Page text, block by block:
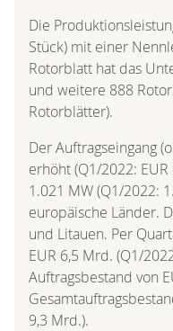
Die
Stück) mit einer
Rotorblatt hat das
und weitere 888
Rotorblätter).
Der Auftragseingang
erhöht (Q1/2022:
1.021 MW (Q1/2022:
europäische Länder.
und Litauen. Per
EUR 6,5 Mrd. (Q1/
Auftragsbestand von
9,3 Mrd.).